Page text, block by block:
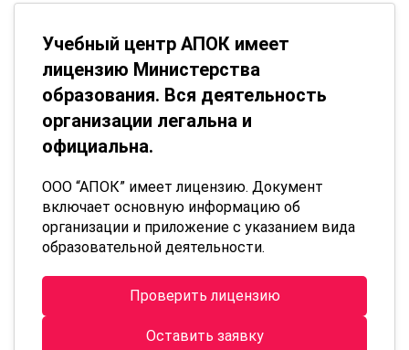
Учебный центр АПОК имеет
лицензию Министерства
образования. Вся деятельность
организации легальна и
официальна.
ООО “АПОК” имеет лицензию. Документ
включает основную информацию об
организации и приложение с указанием вида
образовательной деятельности.
Проверить лицензию
Оставить заявку